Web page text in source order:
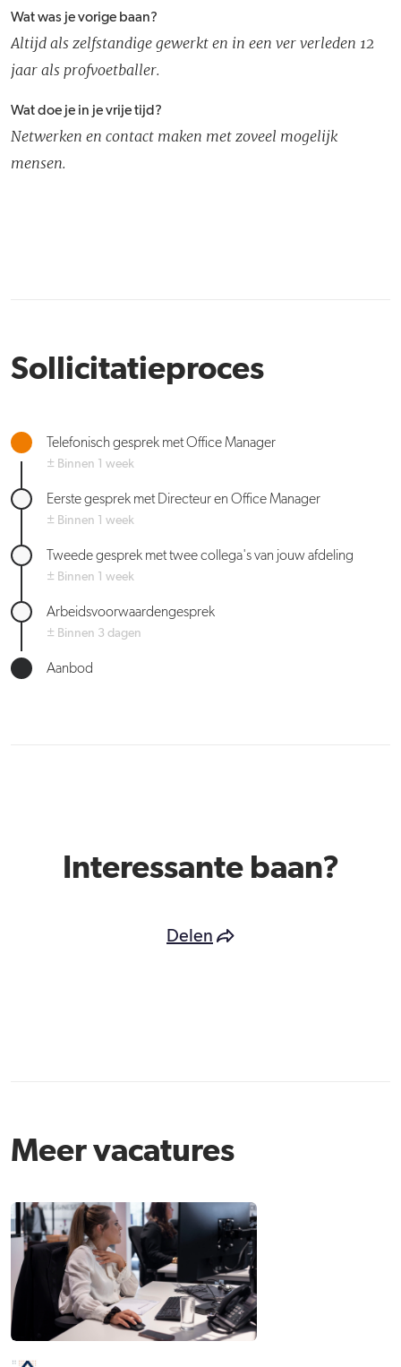
Wat was je vorige baan?
Altijd als zelfstandige gewerkt en in een ver verleden 12
jaar als profvoetballer.
Wat doe je in je vrije tijd?
Netwerken en contact maken met zoveel mogelijk
mensen.
Sollicitatieproces
Telefonisch gesprek met Office Manager
± Binnen 1 week
Eerste gesprek met Directeur en Office Manager
± Binnen 1 week
Tweede gesprek met twee collega's van jouw afdeling
± Binnen 1 week
Arbeidsvoorwaardengesprek
± Binnen 3 dagen
Aanbod
Interessante baan?
Delen
Meer vacatures